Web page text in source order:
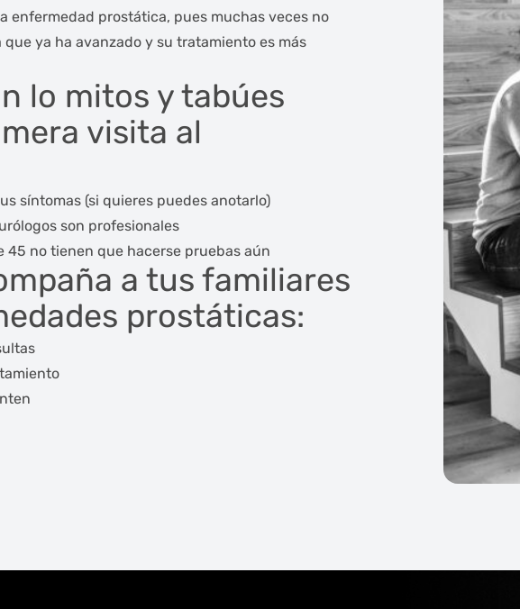
enfermedad prostática, pues muchas veces no
ya ha avanzado y su tratamiento es más
lo mitos y tabúes
visita al
síntomas (si quieres puedes anotarlo)
son profesionales
45 no tienen que hacerse pruebas aún
a tus familiares
prostáticas: